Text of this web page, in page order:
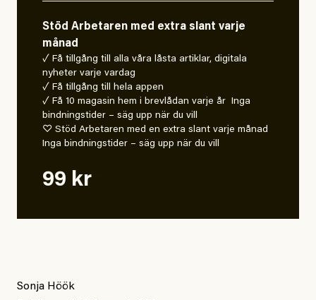
Stöd Arbetaren med extra slant varje
månad
✓ Få tillgång till alla våra låsta artiklar, digitala
nyheter varje vardag
✓ Få tillgång till hela appen
✓ Få 10 magasin hem i brevlådan varje år Inga
bindningstider – säg upp när du vill
♡ Stöd Arbetaren med en extra slant varje månad
Inga bindningstider – säg upp när du vill
99 kr
Sonja Höök